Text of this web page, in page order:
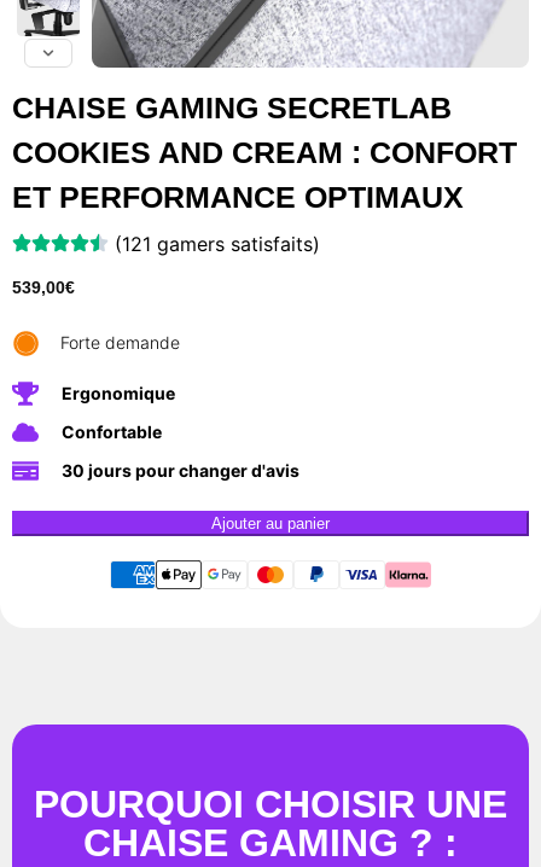
CHAISE GAMING SECRETLAB
COOKIES AND CREAM : CONFORT
ET PERFORMANCE OPTIMAUX
(121 gamers satisfaits)
539,00€
Forte demande
Ergonomique
Confortable
30 jours pour changer d'avis
Ajouter au panier
POURQUOI CHOISIR UNE
CHAISE GAMING ? :